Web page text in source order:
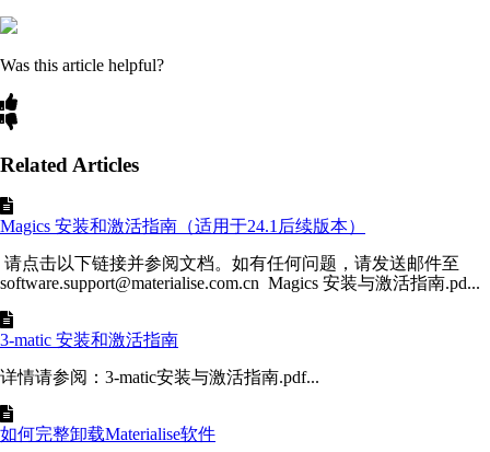
Was this article helpful?
Related Articles
Magics 安装和激活指南（适用于24.1后续版本）
请点击以下链接并参阅文档。如有任何问题，请发送邮件至
software.support@materialise.com.cn Magics 安装与激活指南.pd...
3-matic 安装和激活指南
详情请参阅：3-matic安装与激活指南.pdf...
如何完整卸载Materialise软件